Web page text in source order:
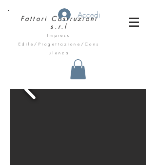
Fattori Costruzioni
s.r.l
Impresa
Edile/Progettazione/Cons
ulenza
Accedi